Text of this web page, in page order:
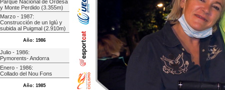
Parque Nacional de Ordesa
y Monte Perdido (3.355m)
Marzo - 1987:
Construcción de un Iglú y
subida al Puigmal (2.910m)
Año: 1986
Julio - 1986:
Pymorents- Andorra
Enero - 1986:
Collado del Nou Fons
Año: 1985